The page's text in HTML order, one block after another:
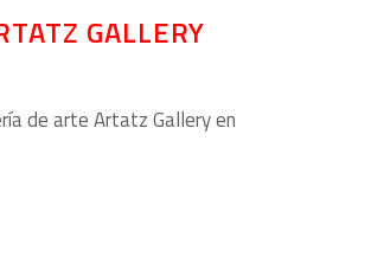
GALLERY
de arte Artatz Gallery en